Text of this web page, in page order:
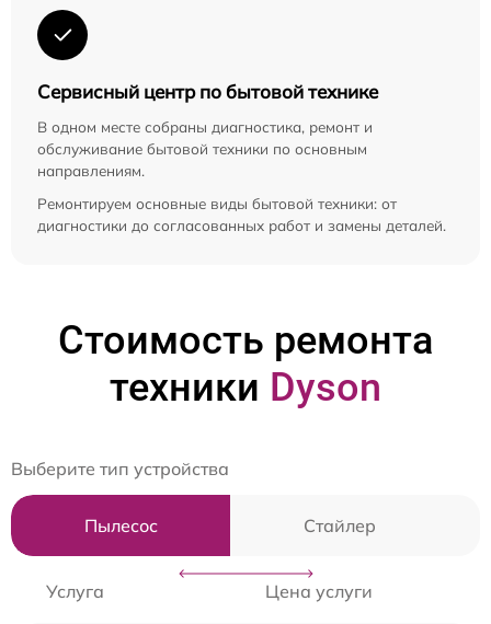
Сервисный центр по бытовой технике
В одном месте собраны диагностика, ремонт и
обслуживание бытовой техники по основным
направлениям.
Ремонтируем основные виды бытовой техники: от
диагностики до согласованных работ и замены деталей.
Стоимость ремонта
техники Dyson
Выберите тип устройства
Пылесос Стайлер
Услуга Цена услуги